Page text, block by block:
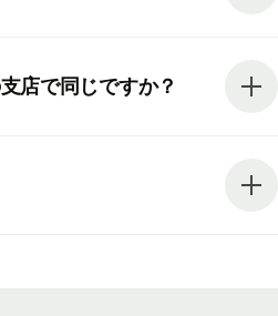
店で同じですか？